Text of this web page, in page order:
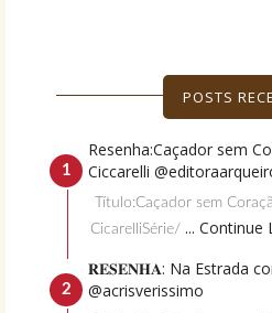
POSTS
Resenha:Caçador sem
Ciccarelli
Título:Caçador sem
CicarelliSérie/ ... Continue
𝐑𝐄𝐒𝐄𝐍𝐇𝐀: Na Estrada
@acrisverissimo